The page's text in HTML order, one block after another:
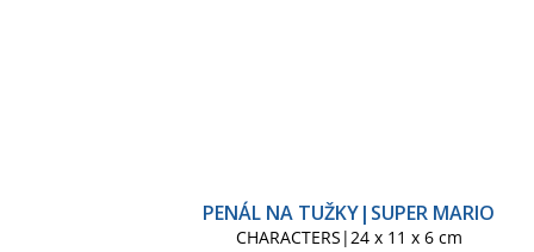
PENÁL NA TUŽKY|SUPER MARIO
CHARACTERS|24 x 11 x 6 cm